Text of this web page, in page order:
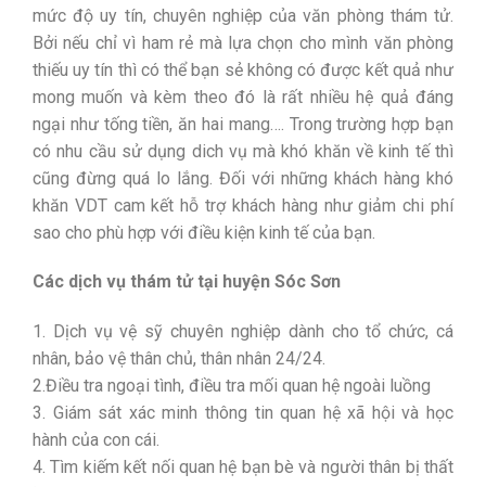
mức độ uy tín, chuyên nghiệp của văn phòng thám tử.
Bởi nếu chỉ vì ham rẻ mà lựa chọn cho mình văn phòng
thiếu uy tín thì có thể bạn sẻ không có được kết quả như
mong muốn và kèm theo đó là rất nhiều hệ quả đáng
ngại như tống tiền, ăn hai mang…. Trong trường hợp bạn
có nhu cầu sử dụng dich vụ mà khó khăn về kinh tế thì
cũng đừng quá lo lắng. Đối với những khách hàng khó
khăn VDT cam kết hỗ trợ khách hàng như giảm chi phí
sao cho phù hợp với điều kiện kinh tế của bạn.
Các dịch vụ thám tử tại huyện Sóc Sơn
1. Dịch vụ vệ sỹ chuyên nghiệp dành cho tổ chức, cá
nhân, bảo vệ thân chủ, thân nhân 24/24.
2.Điều tra ngoại tình, điều tra mối quan hệ ngoài luồng
3. Giám sát xác minh thông tin quan hệ xã hội và học
hành của con cái.
4. Tìm kiếm kết nối quan hệ bạn bè và người thân bị thất